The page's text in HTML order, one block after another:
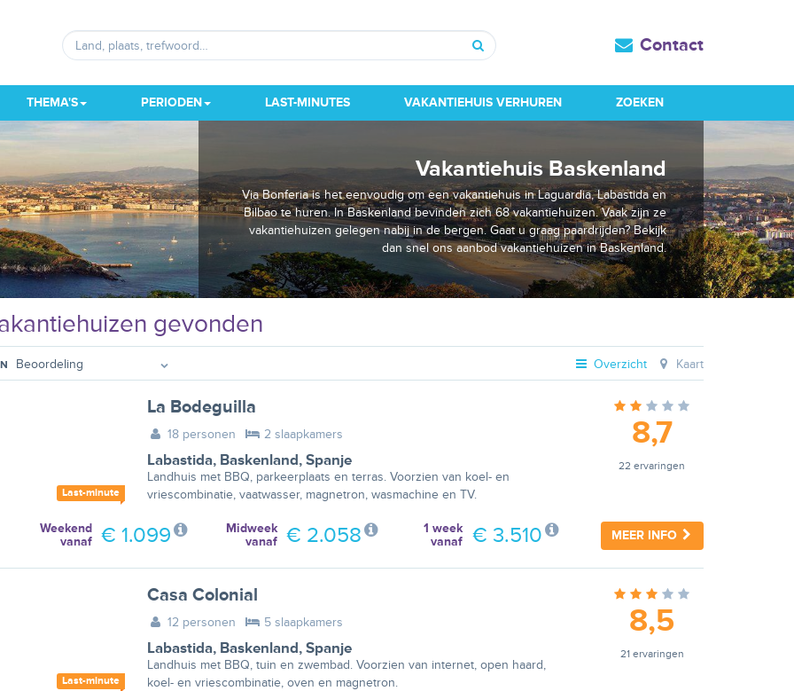
Zoeken
Contact
THEMA'S PERIODEN LAST-MINUTES VAKANTIEHUIS VERHUREN ZOEKEN
Vakantiehuis Baskenland
Via Bonferia is het eenvoudig om een vakantiehuis in Laguardia, Labastida en
Bilbao te huren. In Baskenland bevinden zich 68 vakantiehuizen. Vaak zijn ze
vakantiehuizen gelegen nabij in de bergen. Gaat u graag paardrijden? Bekijk
dan snel ons aanbod vakantiehuizen in Baskenland.
gevonden
Overzicht Kaart
Last-minute
La Bodeguilla
18 personen 2 slaapkamers
Labastida, Baskenland, Spanje
Landhuis met BBQ, parkeerplaats en terras. Voorzien van koel- en
vriescombinatie, vaatwasser, magnetron, wasmachine en TV.
8,7
22 ervaringen
MEER INFO
1 week
vanaf
€ 3.510
Midweek
vanaf
€ 2.058
Weekend
vanaf
€ 1.099
Last-minute
Casa Colonial
12 personen 5 slaapkamers
Labastida, Baskenland, Spanje
Landhuis met BBQ, tuin en zwembad. Voorzien van internet, open haard,
koel- en vriescombinatie, oven en magnetron.
8,5
21 ervaringen